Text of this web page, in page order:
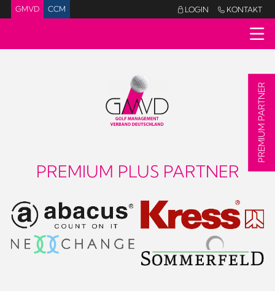
GMVD CCM LOGIN  KONTAKT
PREMIUM PLUS PARTNER
PREMIUM PARTNER